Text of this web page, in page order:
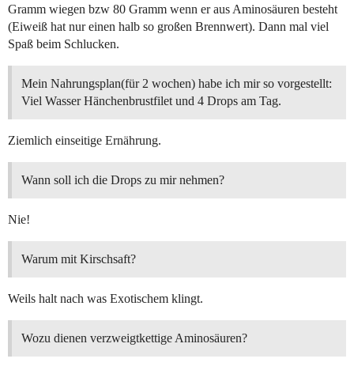
Gramm wiegen bzw 80 Gramm wenn er aus Aminosäuren besteht
(Eiweiß hat nur einen halb so großen Brennwert). Dann mal viel
Spaß beim Schlucken.
Mein Nahrungsplan(für 2 wochen) habe ich mir so vorgestellt:
Viel Wasser Hänchenbrustfilet und 4 Drops am Tag.
Ziemlich einseitige Ernährung.
Wann soll ich die Drops zu mir nehmen?
Nie!
Warum mit Kirschsaft?
Weils halt nach was Exotischem klingt.
Wozu dienen verzweigtkettige Aminosäuren?